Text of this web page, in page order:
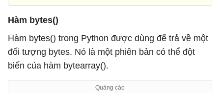
Hàm bytes()
Hàm bytes() trong Python được dùng để trả về một
đối tượng bytes. Nó là một phiên bản có thể đột
biến của hàm bytearray().